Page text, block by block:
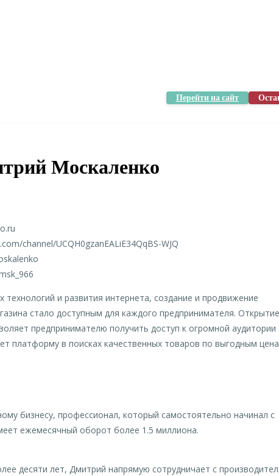
Перейти на сайт
Москаленко
channel/UCQH0gzanEALiE34QqBS-WJQ
технологий и развития интернета, создание и продвижение
стало доступным для каждого предпринимателя. Открытие
предпринимателю получить доступ к огромной аудитории
платформу в поисках качественных товаров по выгодным
бизнесу, профессионал, который самостоятельно начинал с
ежемесячный оборот более 1.5 миллиона.
десяти лет, Дмитрий напрямую сотрудничает с